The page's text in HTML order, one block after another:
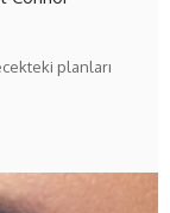
planları